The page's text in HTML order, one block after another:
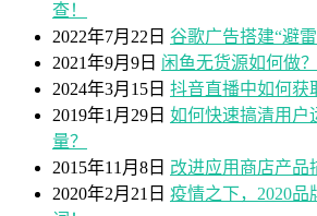
查！
2022年7月22日 谷歌广告搭建“避雷
2021年9月9日 闲鱼无货源如何做
2024年3月15日 抖音直播中如何获
2019年1月29日 如何快速搞清用户
量？
2015年11月8日 改进应用商店产品
2020年2月21日 疫情之下，2020